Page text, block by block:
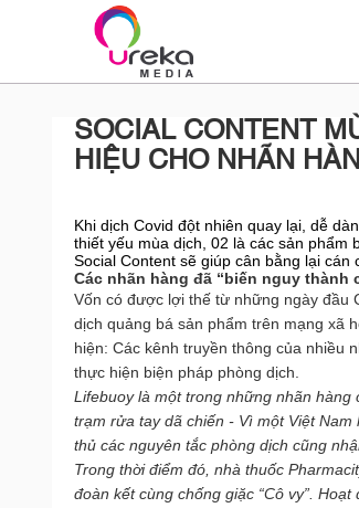
SOCIAL CONTENT
HIỆU CHO NHÃN
Khi dịch Covid đột nhiên quay lại, dễ
thiết yếu mùa dịch, 02 là các sản phẩm
Social Content sẽ giúp cân bằng lại
Các nhãn hàng đã “biến nguy thành
Vốn có được lợi thế từ những ngày đầu
dịch quảng bá sản phẩm trên mạng xã
hiện: Các kênh truyền thông của nhiều
thực hiện biện pháp phòng dịch.
Lifebuoy là một trong những nhãn hàng
trạm rửa tay dã chiến - Vì một Việt
thủ các nguyên tắc phòng dịch cũng
Trong thời điểm đó, nhà thuốc
đoàn kết cùng chống giặc “Cô vy”.